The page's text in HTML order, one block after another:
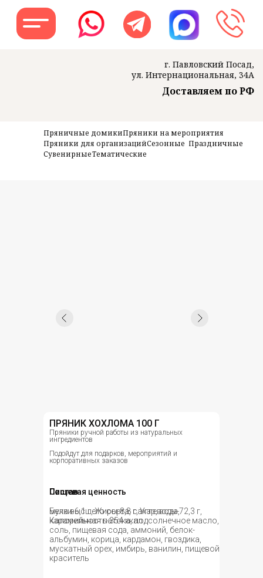
Заказать
Доставляем по РФ
Пряничные домикиПряники на мероприятия
Пряники для организацийСезонные Праздничные
СувенирныеТематические
ПРЯНИК ХОХЛОМА 100 Г
Пряники ручной работы из натуральных
ингредиентов
Подойдут для подарков, мероприятий и
корпоративных заказов
мука высшего сорта, сахар, вода,
карамельная патока, подсолнечное масло,
соль, пищевая сода, аммоний, белок-
альбумин, корица, кардамон, гвоздика,
мускатный орех, имбирь, ванилин, пищевой
краситель
Состав
Пищевая ценность
Белки-6,1 г, Жиры-8,8 г, Углеводы-72,3 г,
Калорийность-354 ккал